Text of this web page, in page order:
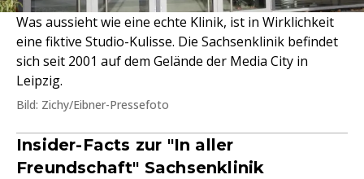
Was aussieht wie eine echte Klinik, ist in Wirklichkeit
eine fiktive Studio-Kulisse. Die Sachsenklinik befindet
sich seit 2001 auf dem Gelände der Media City in
Leipzig.
Bild: Zichy/Eibner-Pressefoto
Insider-Facts zur "In aller
Freundschaft" Sachsenklinik